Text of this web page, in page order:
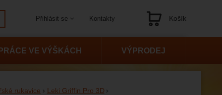
rukavice
Leki Griffin Pro 3D
PRÁCE VE VÝŠKÁCH VÝPRODEJ
Kontakty
Přihlásit se Košík